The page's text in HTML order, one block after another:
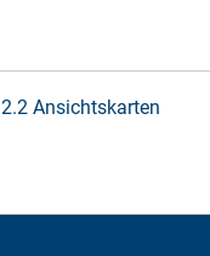
2.2 Ansichtskarten